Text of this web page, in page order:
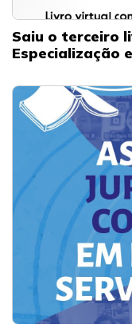
Saiu o terceiro
Especialização